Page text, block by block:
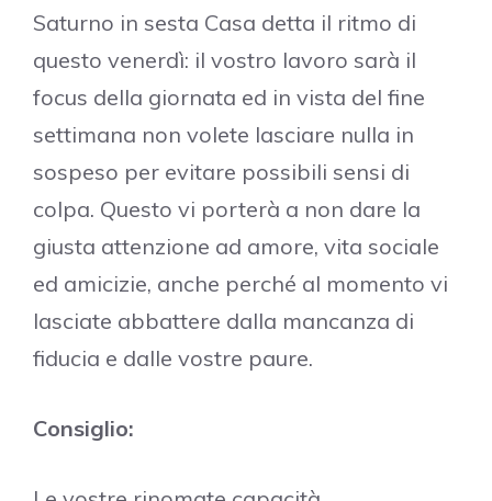
Saturno in sesta Casa detta il ritmo di
questo venerdì: il vostro lavoro sarà il
focus della giornata ed in vista del fine
settimana non volete lasciare nulla in
sospeso per evitare possibili sensi di
colpa. Questo vi porterà a non dare la
giusta attenzione ad amore, vita sociale
ed amicizie, anche perché al momento vi
lasciate abbattere dalla mancanza di
fiducia e dalle vostre paure.
Consiglio: